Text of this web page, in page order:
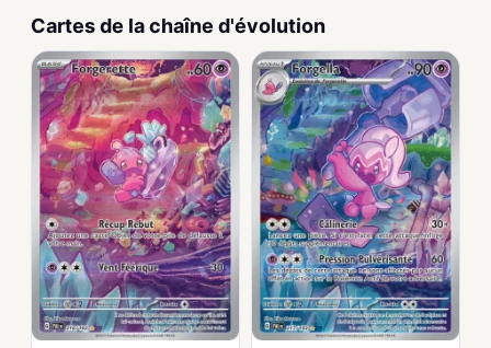
Cartes de la chaîne d'évolution